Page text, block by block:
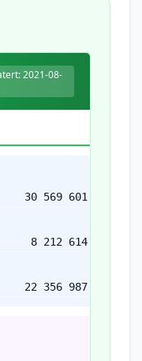
2021-08-
30 569 601
8 212 614
22 356 987